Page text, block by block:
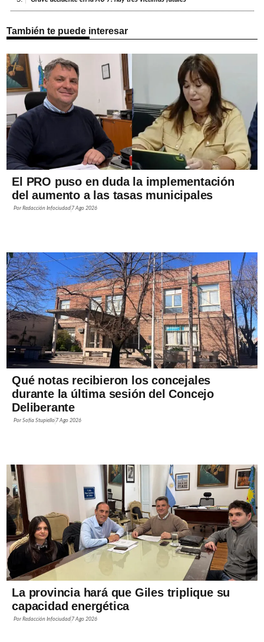
También te puede interesar
El PRO puso en duda la implementación
del aumento a las tasas municipales
PorRedacción Infociudad 7 Ago 2026
Qué notas recibieron los concejales
durante la última sesión del Concejo
Deliberante
PorSofía Stupiello 7 Ago 2026
La provincia hará que Giles triplique su
capacidad energética
PorRedacción Infociudad 7 Ago 2026